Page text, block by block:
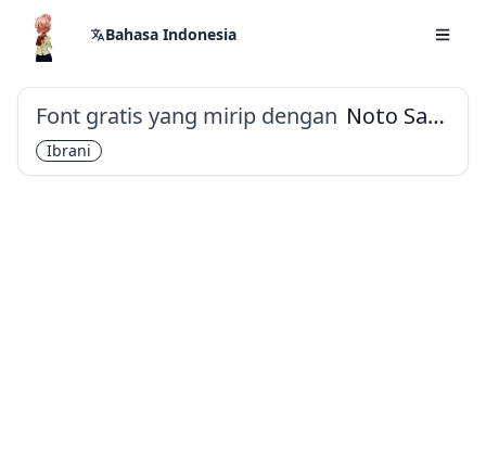
Bahasa Indonesia
Font gratis yang mirip dengan Noto Sans Hebrew
Ibrani